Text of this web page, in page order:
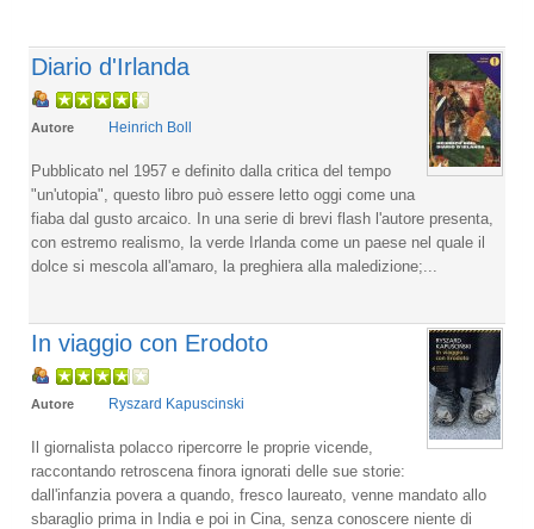
Diario d'Irlanda
Autore Heinrich Boll
Pubblicato nel 1957 e definito dalla critica del tempo
"un'utopia", questo libro può essere letto oggi come una
fiaba dal gusto arcaico. In una serie di brevi flash l'autore presenta,
con estremo realismo, la verde Irlanda come un paese nel quale il
dolce si mescola all'amaro, la preghiera alla maledizione;...
In viaggio con Erodoto
Autore Ryszard Kapuscinski
Il giornalista polacco ripercorre le proprie vicende,
raccontando retroscena finora ignorati delle sue storie:
dall'infanzia povera a quando, fresco laureato, venne mandato allo
sbaraglio prima in India e poi in Cina, senza conoscere niente di